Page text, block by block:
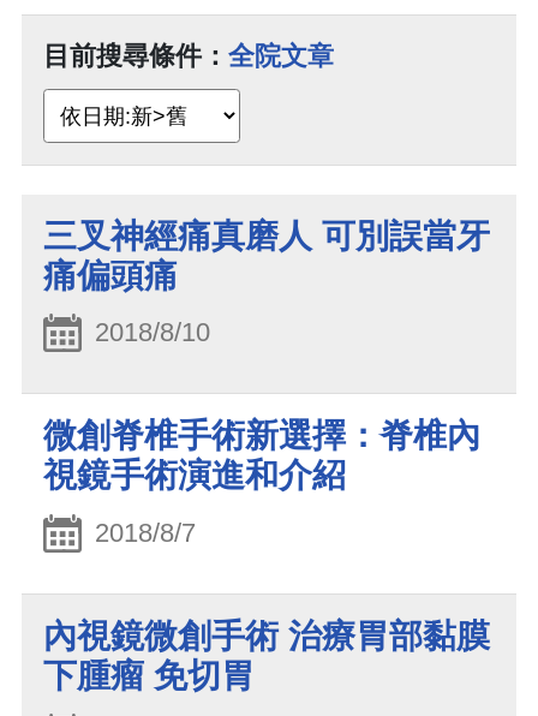
目前搜尋條件： 全院文章
三叉神經痛真磨人 可別誤當牙
痛偏頭痛
2018/8/10
微創脊椎手術新選擇：脊椎內
視鏡手術演進和介紹
2018/8/7
內視鏡微創手術 治療胃部黏膜
下腫瘤 免切胃